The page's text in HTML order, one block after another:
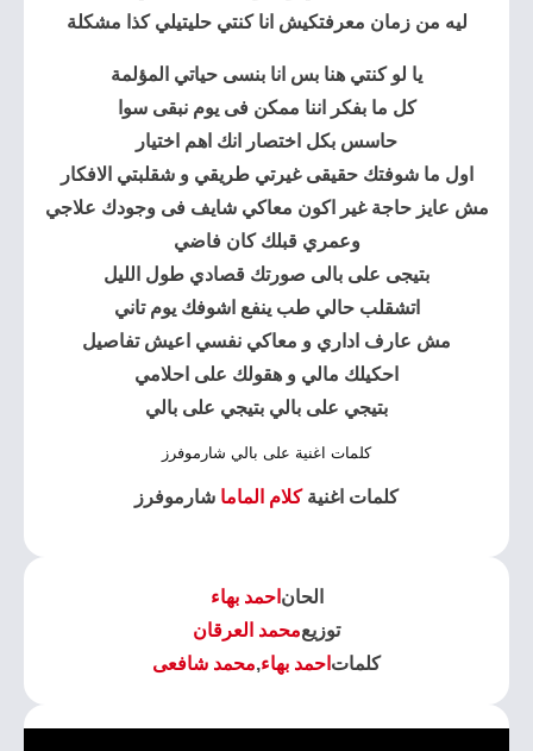
لیه من زمان معرفتكیش انا كنتي حلیتیلي كذا مشكلة
یا لو كنتي ھنا بس انا بنسى حیاتي المؤلمة
كل ما بفكر اننا ممكن فى یوم نبقى سوا
حاسس بكل اختصار انك اھم اختیار
اول ما شوفتك حقیقى غیرتي طریقي و شقلبتي الافكار
مش عایز حاجة غیر اكون معاكي شایف فى وجودك علاجي
وعمري قبلك كان فاضي
بتیجى على بالى صورتك قصادي طول اللیل
اتشقلب حالي طب ینفع اشوفك یوم تاني
مش عارف اداري و معاكي نفسي اعیش تفاصیل
احكیلك مالي و ھقولك على احلامي
بتیجي على بالي بتیجي على بالي
كلمات اغنية على بالي شارموفرز
كلمات اغنيةكلام الماما شارموفرز
الحان احمد بهاء
توزيعمحمد العرقان
كلمات احمد بهاء,محمد شافعى